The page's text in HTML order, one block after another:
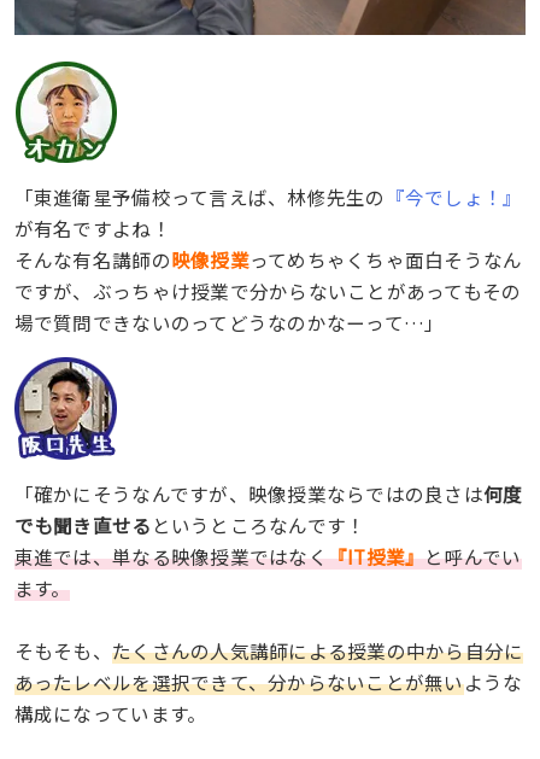
「東進衛星予備校って言えば、林修先生の 『今でしょ！』
が有名ですよね！
そんな有名講師の映像授業ってめちゃくちゃ面白そうなん
ですが、ぶっちゃけ授業で分からないことがあってもその
場で質問できないのってどうなのかなーって…」
「確かにそうなんですが、映像授業ならではの良さは何度
でも聞き直せる というところなんです！
東進では、単なる映像授業ではなく『IT授業』と呼んでい
ます。
そもそも、 たくさんの人気講師による授業の中から自分に
あったレベルを選択できて、分からないことが無いような
構成になっています。